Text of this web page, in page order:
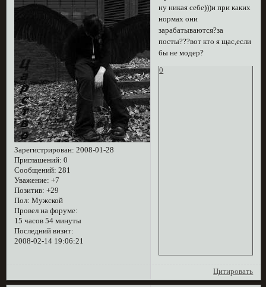
Зарегистрирован: 2008-01-28
Приглашений: 0
Сообщений: 281
Уважение: +7
Позитив: +29
Пол: Мужской
Провел на форуме:
15 часов 54 минуты
Последний визит:
2008-02-14 19:06:21
ну никая себе)))и при каких
нормах они
зарабатываются?за
посты???вот кто я щас,если
бы не модер?
0
Цитировать